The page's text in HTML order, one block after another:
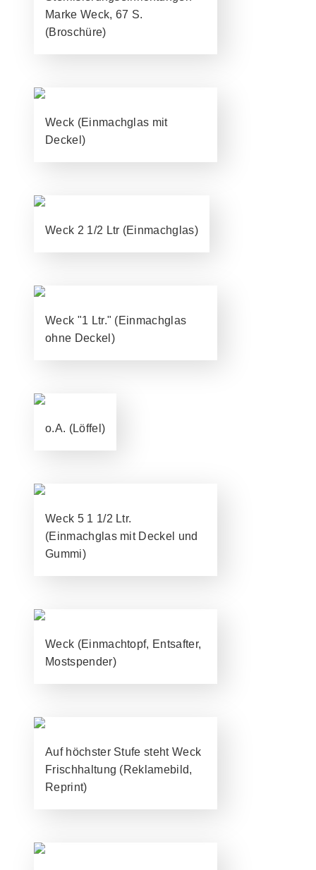
Marke Weck, 67 S.
(Broschüre)
Weck (Einmachglas mit
Deckel)
Weck 2 1/2 Ltr (Einmachglas)
Weck "1 Ltr." (Einmachglas
ohne Deckel)
o.A. (Löffel)
Weck 5 1 1/2 Ltr.
(Einmachglas mit Deckel und
Gummi)
Weck (Einmachtopf, Entsafter,
Mostspender)
Auf höchster Stufe steht Weck
Frischhaltung (Reklamebild,
Reprint)